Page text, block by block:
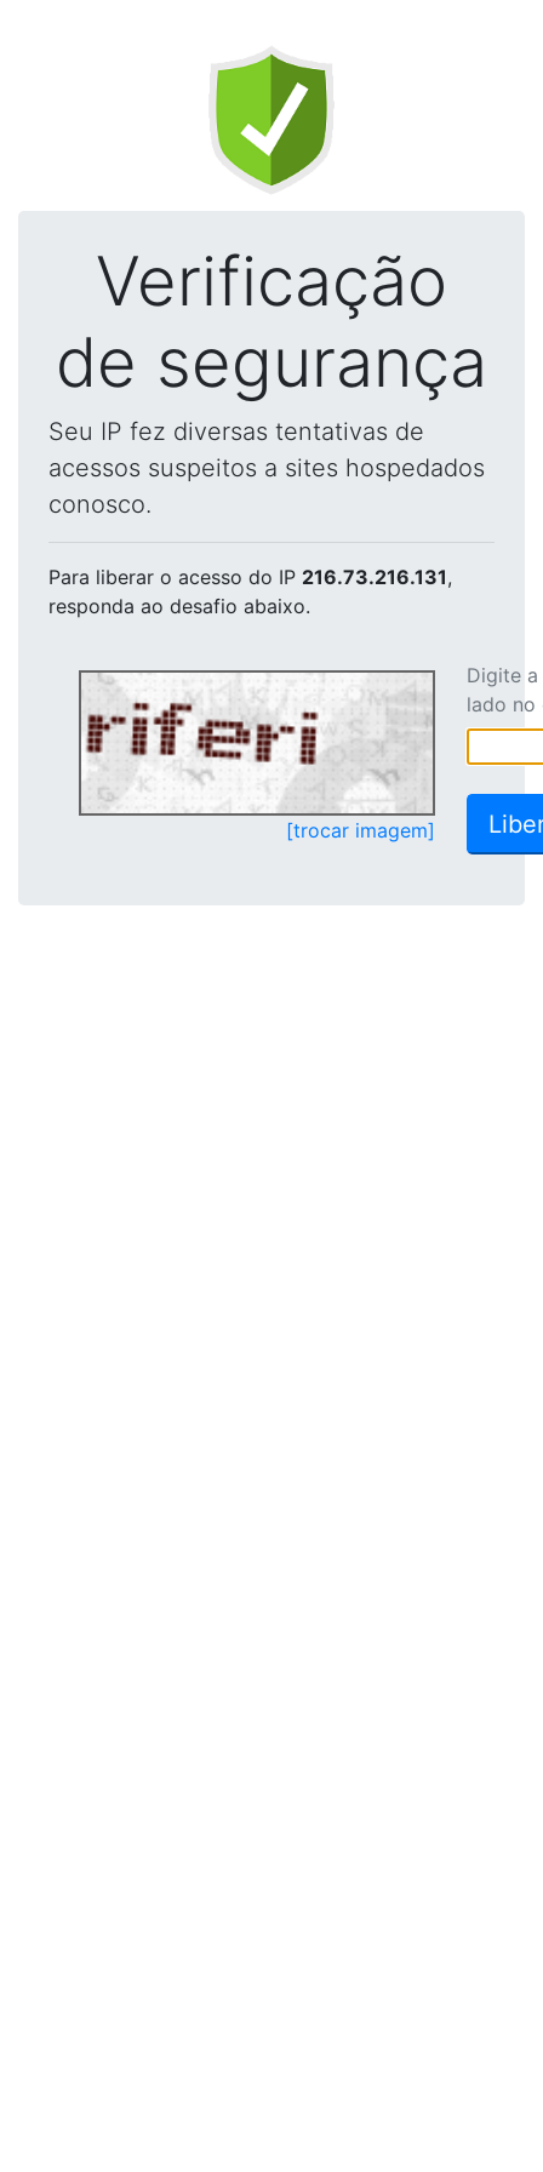
Verificação
de segurança
Seu IP fez diversas tentativas de
acessos suspeitos a sites hospedados
conosco.
Para liberar o acesso do IP 216.73.216.131,
responda ao desafio abaixo.
[trocar imagem]
Digite
lado no